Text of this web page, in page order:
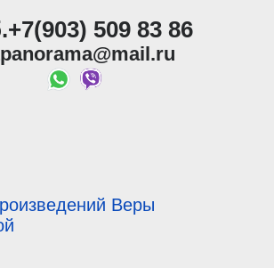
509 83 86
Веры